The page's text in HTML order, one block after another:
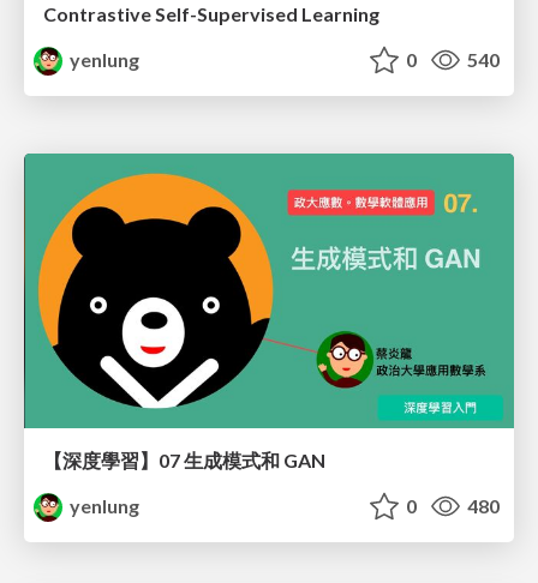
Contrastive Self-Supervised Learning
yenlung
0 540
【深度學習】07 生成模式和 GAN
yenlung
0 480